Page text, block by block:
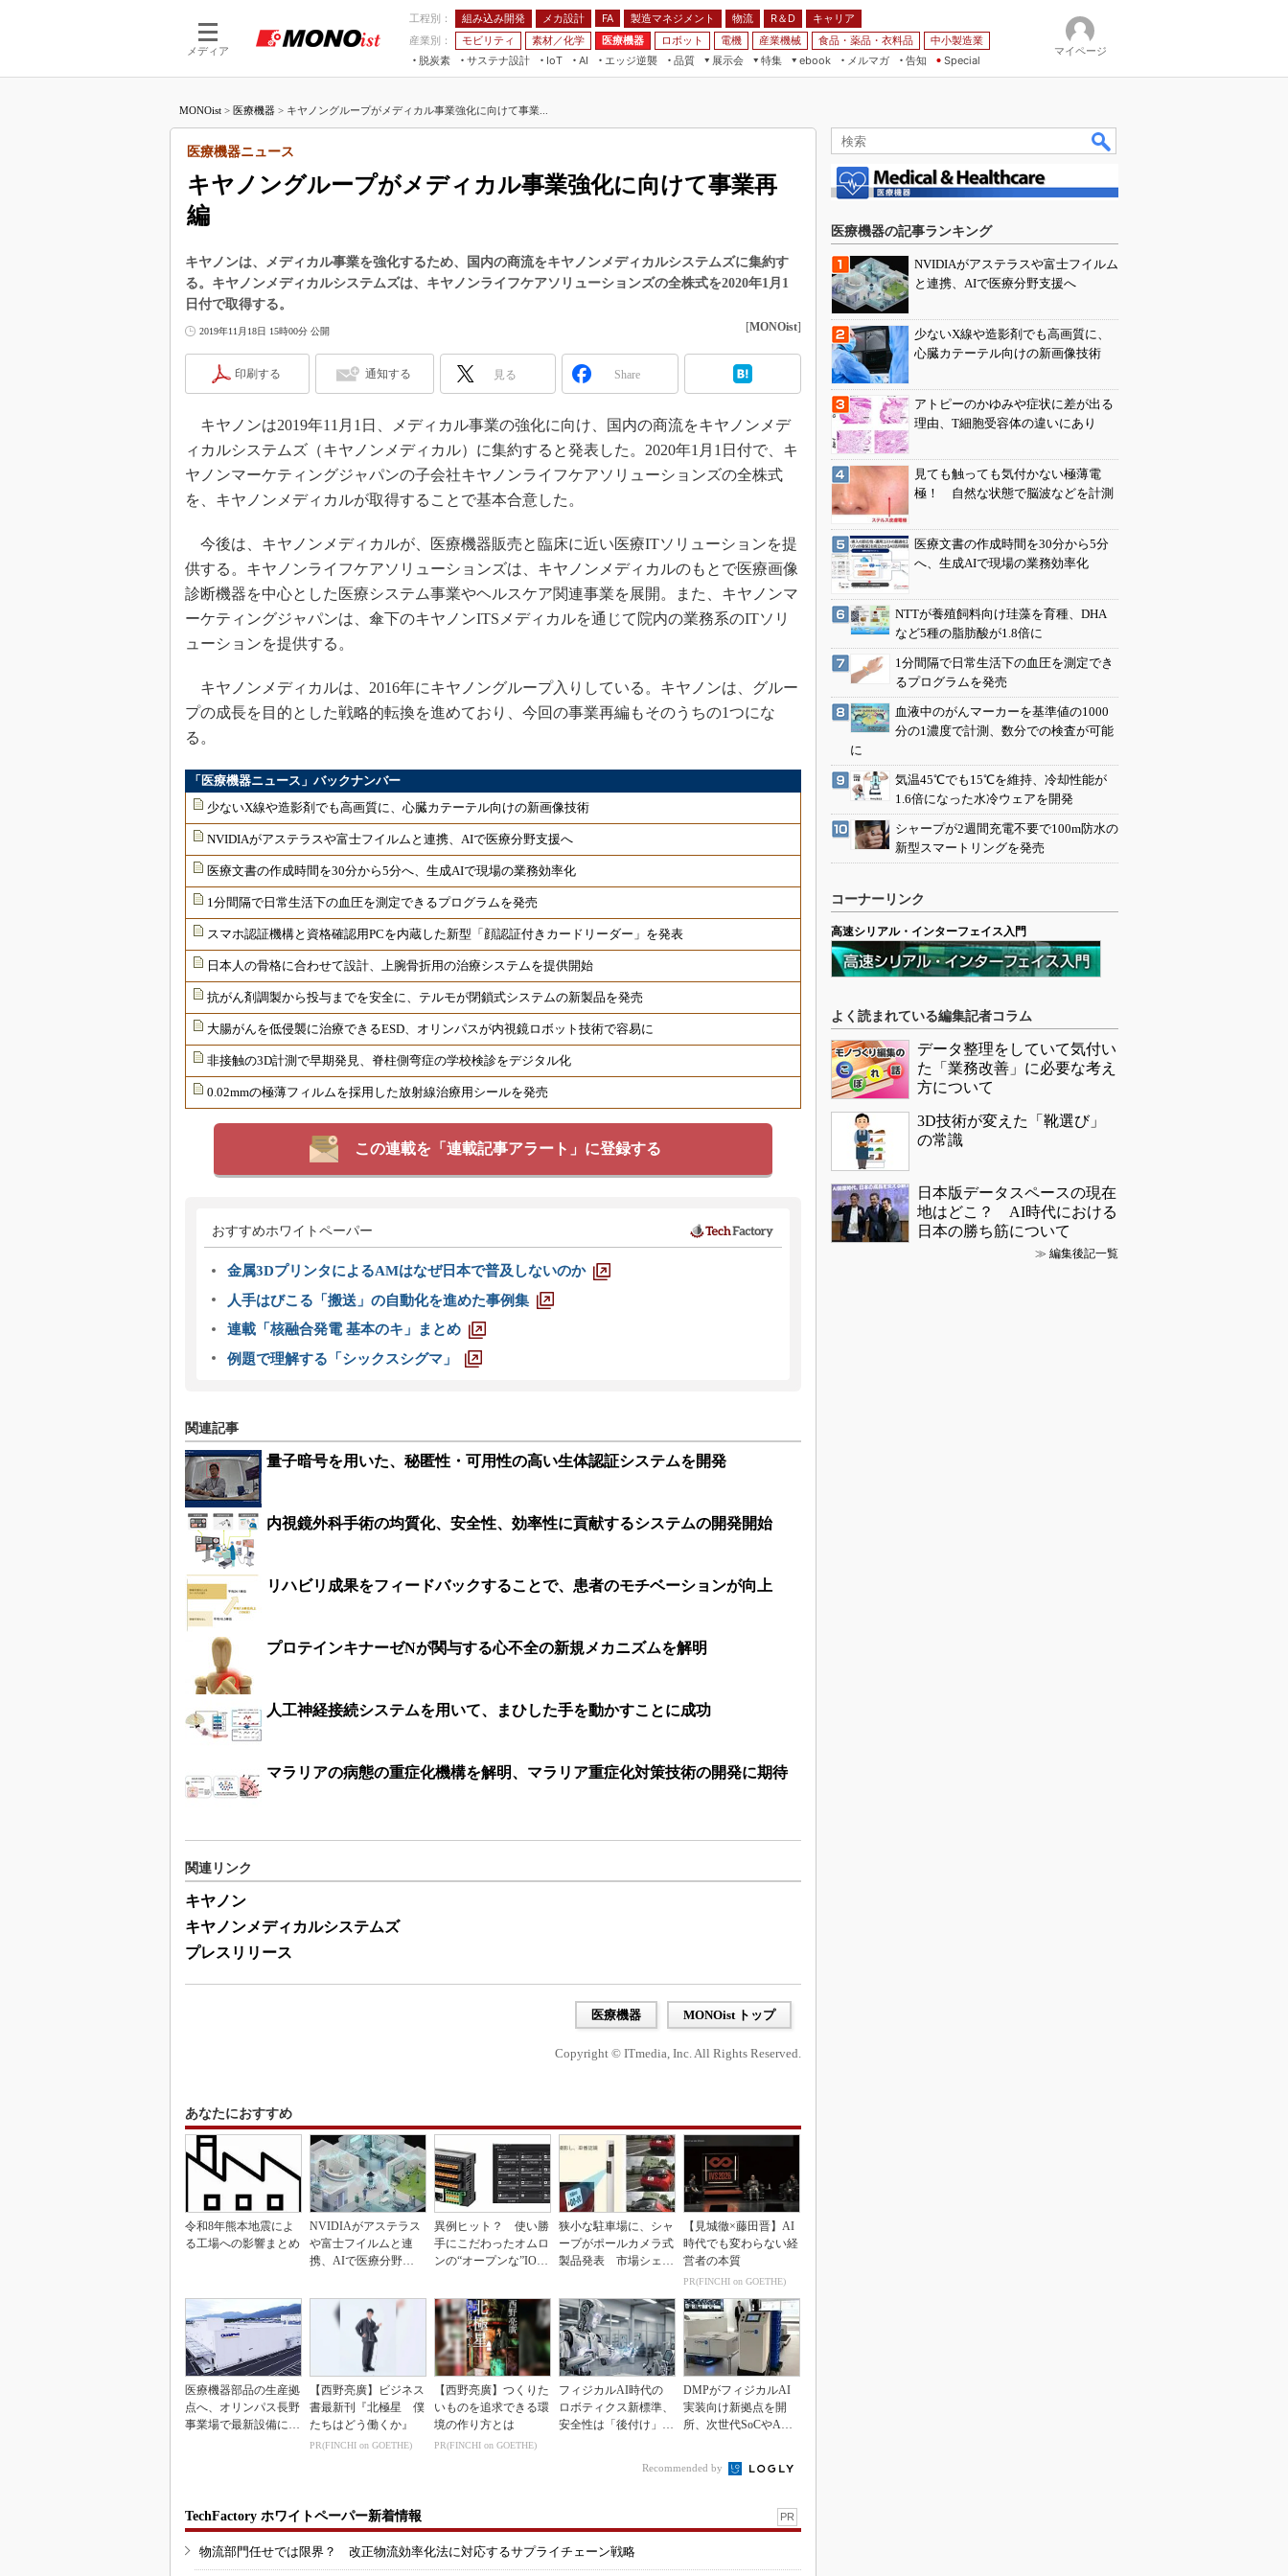
メディア
工程別： 組み込み開発 メカ設計 FA 製造マネジメント 物流 R＆D
キャリア
産業別：
モビリティ 素材／化学 医療機器 ロボット 電機 産業機械 食品・薬品・衣料品
中小製造業
脱炭素
サステナ設計
IoT
つながる工場
AI
AI×設備保全
エッジ逆襲 品質
展示会
JIMTOF
IIFES
TECHNO-FRONTIER
EdgeTech+
日本ものづくりワールド
AUTOMOTIVE WORLD
産業オープンネット展
特集
VR／AR
組み込み画像技術
組み込みモデリング
ISO26262
3Dプリンタ
イノベーション
製造業ビッグデータ
メイドインジャパン
海外生産
新型コロナへの対応
ebook
メルマガ
告知 Special
マイページ
MONOist > 医療機器 > キヤノングループがメディカル事業強化に向けて事業...
キヤノングループがメディカル事業強化に向けて事業再
編
医療機器ニュース
キヤノンは、メディカル事業を強化するため、国内の商流をキヤノンメディカルシステムズに集約す
る。キヤノンメディカルシステムズは、キヤノンライフケアソリューションズの全株式を2020年1月1
日付で取得する。
2019年11月18日 15時00分 公開 [MONOist]
印刷する 通知する 見る Share
キヤノンは2019年11月1日、メディカル事業の強化に向け、国内の商流をキヤノンメデ
ィカルシステムズ（キヤノンメディカル）に集約すると発表した。2020年1月1日付で、キ
ヤノンマーケティングジャパンの子会社キヤノンライフケアソリューションズの全株式
を、キヤノンメディカルが取得することで基本合意した。
今後は、キヤノンメディカルが、医療機器販売と臨床に近い医療ITソリューションを提
供する。キヤノンライフケアソリューションズは、キヤノンメディカルのもとで医療画像
診断機器を中心とした医療システム事業やヘルスケア関連事業を展開。また、キヤノンマ
ーケティングジャパンは、傘下のキヤノンITSメディカルを通じて院内の業務系のITソリ
ューションを提供する。
キヤノンメディカルは、2016年にキヤノングループ入りしている。キヤノンは、グルー
プの成長を目的とした戦略的転換を進めており、今回の事業再編もそのうちの1つにな
る。
「医療機器ニュース」バックナンバー
少ないX線や造影剤でも高画質に、心臓カテーテル向けの新画像技術
NVIDIAがアステラスや富士フイルムと連携、AIで医療分野支援へ
医療文書の作成時間を30分から5分へ、生成AIで現場の業務効率化
1分間隔で日常生活下の血圧を測定できるプログラムを発売
スマホ認証機構と資格確認用PCを内蔵した新型「顔認証付きカードリーダー」を発表
日本人の骨格に合わせて設計、上腕骨折用の治療システムを提供開始
抗がん剤調製から投与までを安全に、テルモが閉鎖式システムの新製品を発売
大腸がんを低侵襲に治療できるESD、オリンパスが内視鏡ロボット技術で容易に
非接触の3D計測で早期発見、脊柱側弯症の学校検診をデジタル化
0.02mmの極薄フィルムを採用した放射線治療用シールを発売
この連載を「連載記事アラート」に登録する
おすすめホワイトペーパー
金属3DプリンタによるAMはなぜ日本で普及しないのか
人手はびこる「搬送」の自動化を進めた事例集
連載「核融合発電 基本のキ」まとめ
例題で理解する「シックスシグマ」
関連記事
量子暗号を用いた、秘匿性・可用性の高い生体認証システムを開発
内視鏡外科手術の均質化、安全性、効率性に貢献するシステムの開発開始
リハビリ成果をフィードバックすることで、患者のモチベーションが向上
プロテインキナーゼNが関与する心不全の新規メカニズムを解明
人工神経接続システムを用いて、まひした手を動かすことに成功
マラリアの病態の重症化機構を解明、マラリア重症化対策技術の開発に期待
関連リンク
キヤノン
キヤノンメディカルシステムズ
プレスリリース
医療機器 MONOist トップ
Copyright © ITmedia, Inc. All Rights Reserved.
あなたにおすすめ
令和8年熊本地震によ
る工場への影響まとめ
NVIDIAがアステラス
や富士フイルムと連
携、AIで医療分野支
異例ヒット？ 使い勝
手にこだわったオムロ
ンの“オープンな”IO-L
狭小な駐車場に、シャ
ープがポールカメラ式
製品発表 市場シェア
【見城徹×藤田晋】AI
時代でも変わらない経
営者の本質
PR(FINCHI on GOETHE)
医療機器部品の生産拠
点へ、オリンパス長野
事業場で最新設備に機
【西野亮廣】ビジネス
書最新刊『北極星 僕
たちはどう働くか』
PR(FINCHI on GOETHE)
【西野亮廣】つくりた
いものを追求できる環
境の作り方とは
PR(FINCHI on GOETHE)
フィジカルAI時代の
ロボティクス新標準、
安全性は「後付け」で
DMPがフィジカルAI
実装向け新拠点を開
所、次世代SoCやAM
Recommended by
TechFactory ホワイトペーパー新着情報 PR
物流部門任せでは限界？ 改正物流効率化法に対応するサプライチェーン戦略
医療機器の記事ランキング
NVIDIAがアステラスや富士フイルム
と連携、AIで医療分野支援へ
少ないX線や造影剤でも高画質に、
心臓カテーテル向けの新画像技術
アトピーのかゆみや症状に差が出る
理由、T細胞受容体の違いにあり
見ても触っても気付かない極薄電
極！ 自然な状態で脳波などを計測
医療文書の作成時間を30分から5分
へ、生成AIで現場の業務効率化
NTTが養殖飼料向け珪藻を育種、DHA
など5種の脂肪酸が1.8倍に
1分間隔で日常生活下の血圧を測定でき
るプログラムを発売
血液中のがんマーカーを基準値の1000
分の1濃度で計測、数分での検査が可能
に
気温45℃でも15℃を維持、冷却性能が
1.6倍になった水冷ウェアを開発
シャープが2週間充電不要で100m防水の
新型スマートリングを発売
コーナーリンク
高速シリアル・インターフェイス入門
よく読まれている編集記者コラム
データ整理をしていて気付い
た「業務改善」に必要な考え
方について
3D技術が変えた「靴選び」
の常識
日本版データスペースの現在
地はどこ？ AI時代における
日本の勝ち筋について
≫ 編集後記一覧